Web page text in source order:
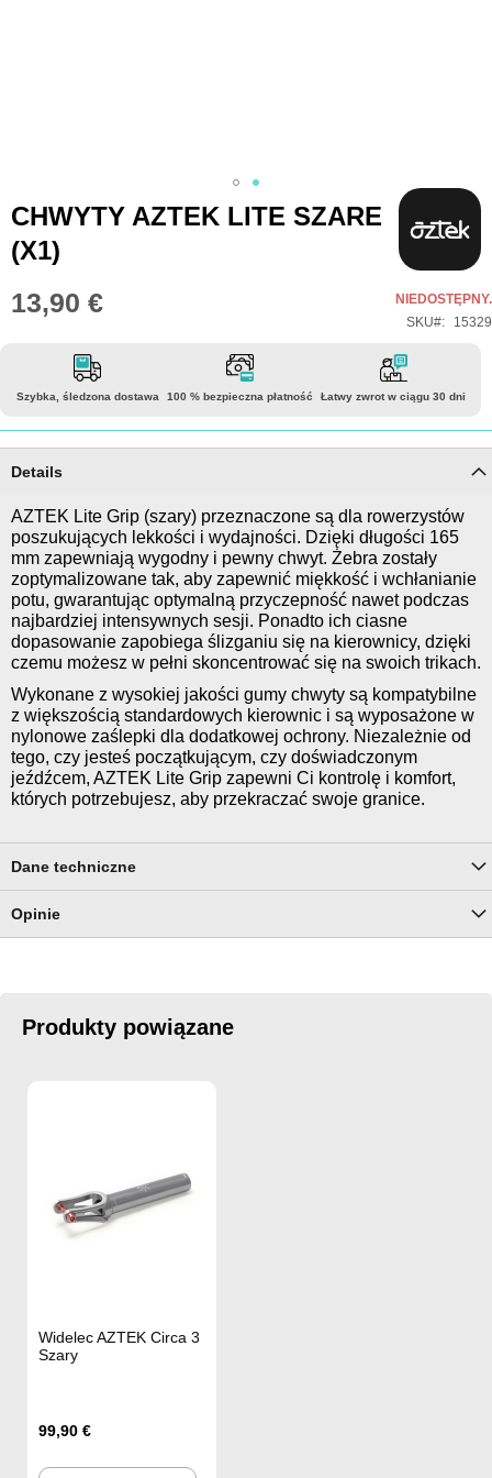
Przejdź
na
początek
galerii
CHWYTY AZTEK LITE SZARE
(X1)
13,90 €
NIEDOSTĘPNY.
SKU
15329
Szybka, śledzona dostawa 100 % bezpieczna płatność Łatwy zwrot w ciągu 30 dni
Details
AZTEK Lite Grip (szary) przeznaczone są dla rowerzystów
poszukujących lekkości i wydajności. Dzięki długości 165
mm zapewniają wygodny i pewny chwyt. Żebra zostały
zoptymalizowane tak, aby zapewnić miękkość i wchłanianie
potu, gwarantując optymalną przyczepność nawet podczas
najbardziej intensywnych sesji. Ponadto ich ciasne
dopasowanie zapobiega ślizganiu się na kierownicy, dzięki
czemu możesz w pełni skoncentrować się na swoich trikach.
Wykonane z wysokiej jakości gumy chwyty są kompatybilne
z większością standardowych kierownic i są wyposażone w
nylonowe zaślepki dla dodatkowej ochrony. Niezależnie od
tego, czy jesteś początkującym, czy doświadczonym
jeźdźcem, AZTEK Lite Grip zapewni Ci kontrolę i komfort,
których potrzebujesz, aby przekraczać swoje granice.
Dane techniczne
Opinie
Produkty powiązane
Widelec AZTEK Circa 3
Szary
99,90 €